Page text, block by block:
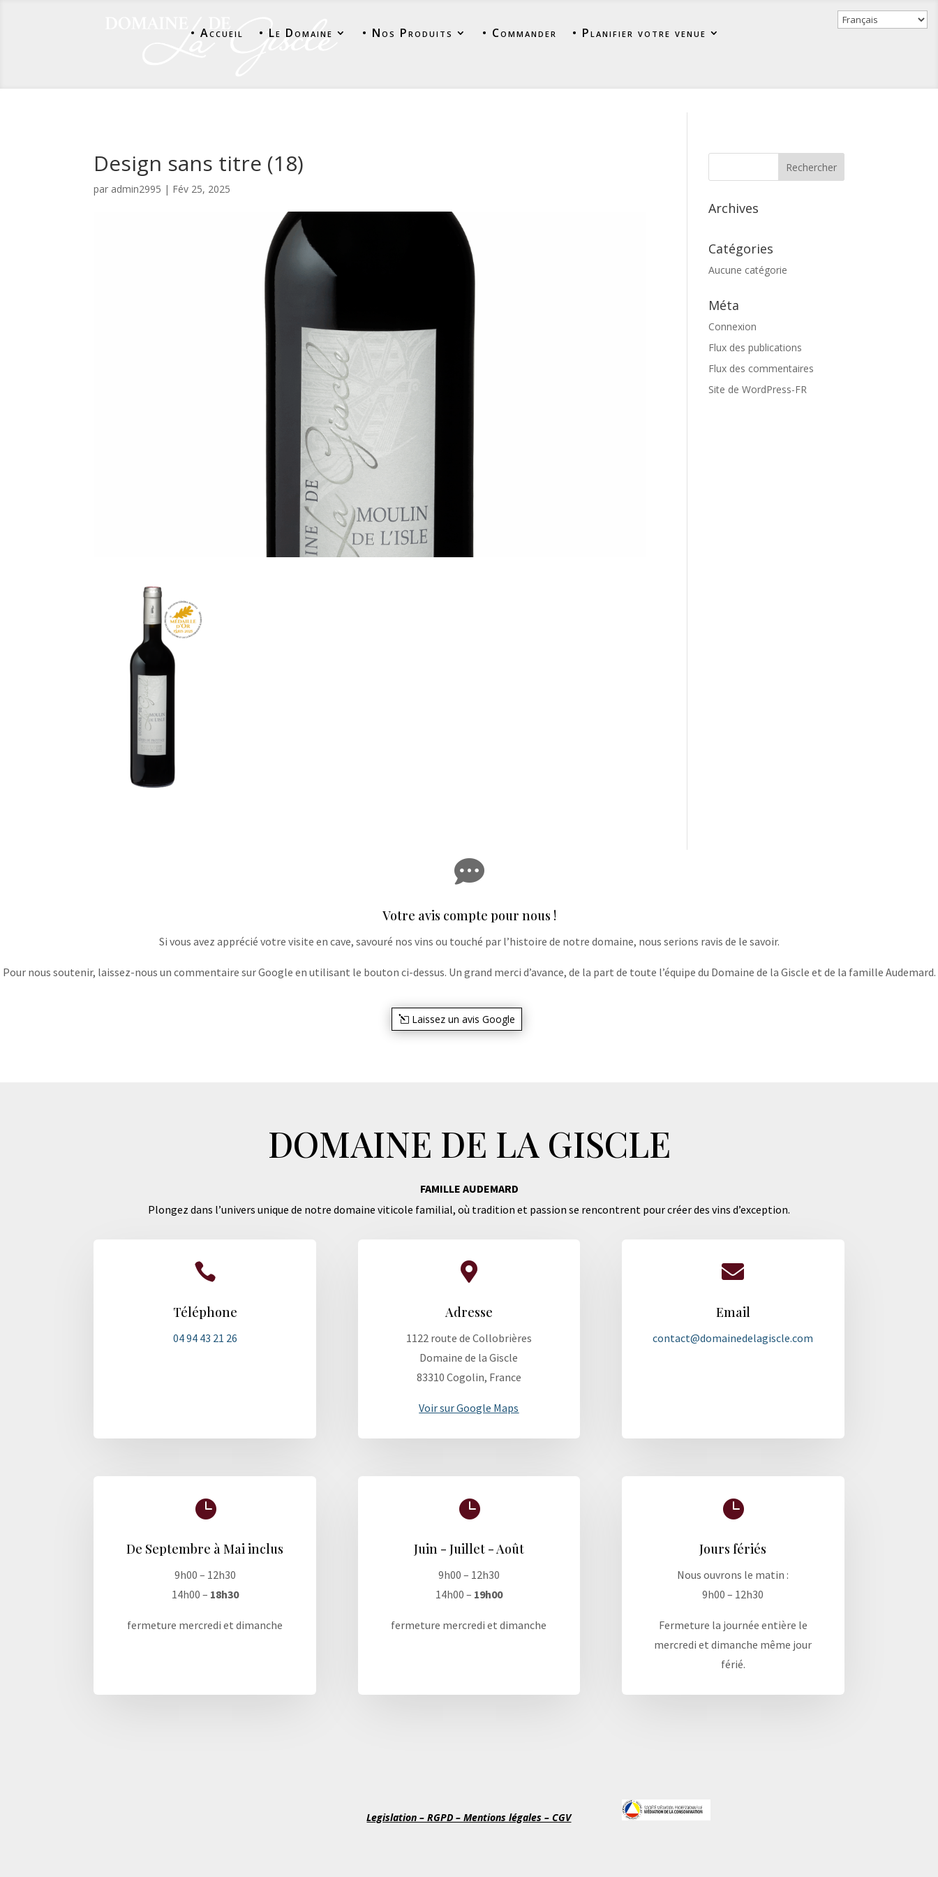
• Accueil • Le Domaine • Nos Produits • Commander • Planifier votre venue
Design sans titre (18)
par admin2995 | Fév 25, 2025
Archives
Catégories
Aucune catégorie
Méta
Connexion
Flux des publications
Flux des commentaires
Site de WordPress-FR

Votre avis compte pour nous !
Si vous avez apprécié votre visite en cave, savouré nos vins ou touché par l’histoire de notre domaine, nous serions ravis de le savoir.
Pour nous soutenir, laissez-nous un commentaire sur Google en utilisant le bouton ci-dessus. Un grand merci d’avance, de la part de toute l’équipe du Domaine de la Giscle et de la famille Audemard.
Laissez un avis Google
DOMAINE DE LA GISCLE
FAMILLE AUDEMARD
Plongez dans l’univers unique de notre domaine viticole familial, où tradition et passion se rencontrent pour créer des vins d’exception.

Téléphone
04 94 43 21 26

Adresse
1122 route de Collobrières
Domaine de la Giscle
83310 Cogolin, France
Voir sur Google Maps

Email
contact@domainedelagiscle.com

De Septembre à Mai inclus
9h00 – 12h30
14h00 – 18h30
fermeture mercredi et dimanche

Juin - Juillet - Août
9h00 – 12h30
14h00 – 19h00
fermeture mercredi et dimanche

Jours fériés
Nous ouvrons le matin :
9h00 – 12h30
Fermeture la journée entière le
mercredi et dimanche même jour
férié.
Legislation – RGPD – Mentions légales – CGV